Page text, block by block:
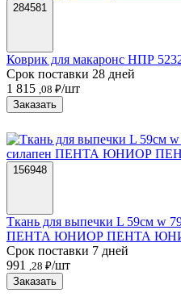
284581
Коврик для макаронс НПР
Срок поставки 28 дней
1 815 ,08 ₽/шт
Заказать
156948
Ткань для выпечки L 59см w
ПЕНТА ЮНИОР ПЕНТА
Срок поставки 7 дней
991
,28 ₽/шт
Заказать